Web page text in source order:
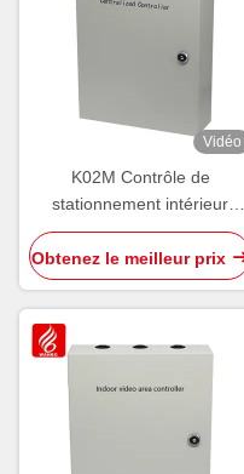
Vidéo
K02M Contrôle de
stationnement intérieur
contrôleur centralisé PGS
Core RS485 CAN Bus
Ultrasons
Obtenez le meilleur prix